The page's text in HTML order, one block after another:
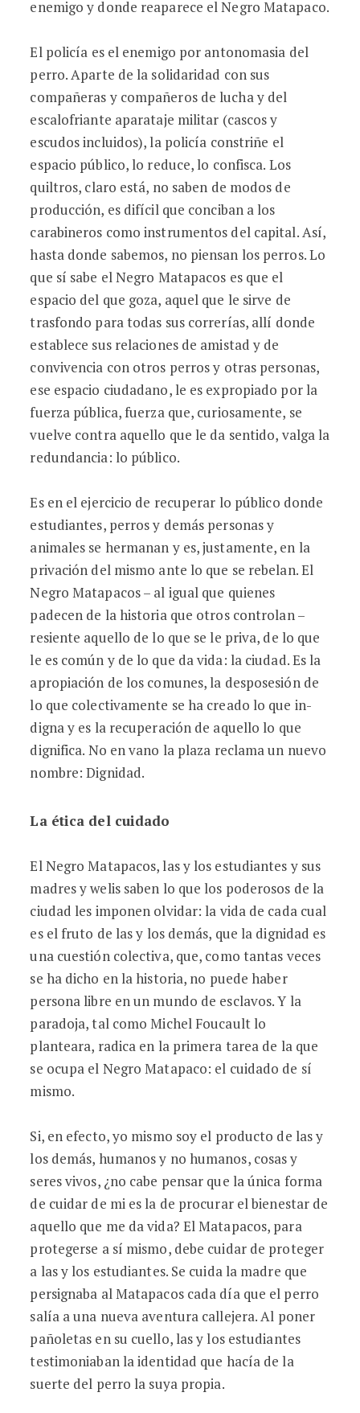
enemigo y donde reaparece el Negro Matapaco.
El policía es el enemigo por antonomasia del
perro. Aparte de la solidaridad con sus
compañeras y compañeros de lucha y del
escalofriante aparataje militar (cascos y
escudos incluidos), la policía constriñe el
espacio público, lo reduce, lo confisca. Los
quiltros, claro está, no saben de modos de
producción, es difícil que conciban a los
carabineros como instrumentos del capital. Así,
hasta donde sabemos, no piensan los perros. Lo
que sí sabe el Negro Matapacos es que el
espacio del que goza, aquel que le sirve de
trasfondo para todas sus correrías, allí donde
establece sus relaciones de amistad y de
convivencia con otros perros y otras personas,
ese espacio ciudadano, le es expropiado por la
fuerza pública, fuerza que, curiosamente, se
vuelve contra aquello que le da sentido, valga la
redundancia: lo público.
Es en el ejercicio de recuperar lo público donde
estudiantes, perros y demás personas y
animales se hermanan y es, justamente, en la
privación del mismo ante lo que se rebelan. El
Negro Matapacos – al igual que quienes
padecen de la historia que otros controlan –
resiente aquello de lo que se le priva, de lo que
le es común y de lo que da vida: la ciudad. Es la
apropiación de los comunes, la desposesión de
lo que colectivamente se ha creado lo que in-
digna y es la recuperación de aquello lo que
dignifica. No en vano la plaza reclama un nuevo
nombre: Dignidad.
La ética del cuidado
El Negro Matapacos, las y los estudiantes y sus
madres y welis saben lo que los poderosos de la
ciudad les imponen olvidar: la vida de cada cual
es el fruto de las y los demás, que la dignidad es
una cuestión colectiva, que, como tantas veces
se ha dicho en la historia, no puede haber
persona libre en un mundo de esclavos. Y la
paradoja, tal como Michel Foucault lo
planteara, radica en la primera tarea de la que
se ocupa el Negro Matapaco: el cuidado de sí
mismo.
Si, en efecto, yo mismo soy el producto de las y
los demás, humanos y no humanos, cosas y
seres vivos, ¿no cabe pensar que la única forma
de cuidar de mi es la de procurar el bienestar de
aquello que me da vida? El Matapacos, para
protegerse a sí mismo, debe cuidar de proteger
a las y los estudiantes. Se cuida la madre que
persignaba al Matapacos cada día que el perro
salía a una nueva aventura callejera. Al poner
pañoletas en su cuello, las y los estudiantes
testimoniaban la identidad que hacía de la
suerte del perro la suya propia.